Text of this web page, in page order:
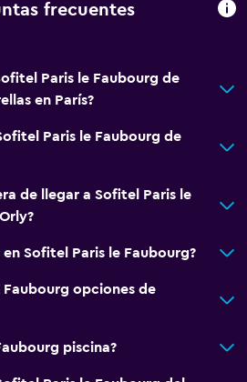
frecuentes
Paris le Faubourg de
en París?
Paris le Faubourg de
de llegar a Sofitel Paris le
Sofitel Paris le Faubourg?
Faubourg opciones de
piscina?